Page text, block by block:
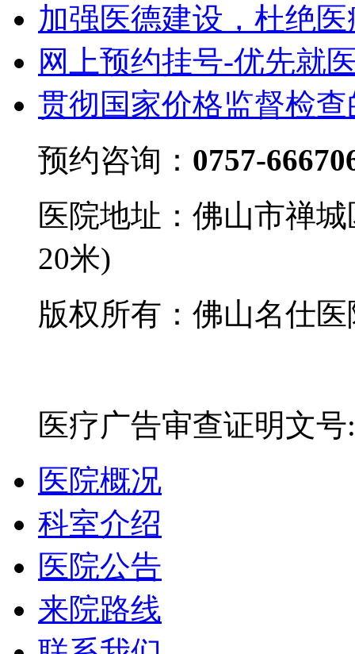
加强医德建设，杜绝
网上预约挂号-优先就
贯彻国家价格监督检
预约咨询： 0757-
医院地址：佛山市禅
20米)
版权所有：佛山名仕
医疗广告审查证明文
医院概况
科室介绍
医院公告
来院路线